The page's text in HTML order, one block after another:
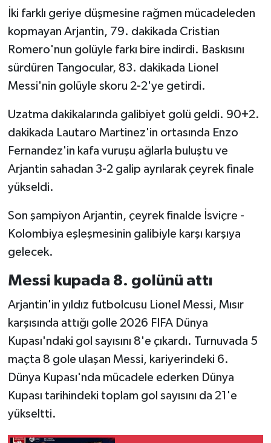
İki farklı geriye düşmesine rağmen mücadeleden
kopmayan Arjantin, 79. dakikada Cristian
Romero'nun golüyle farkı bire indirdi. Baskısını
sürdüren Tangocular, 83. dakikada Lionel
Messi'nin golüyle skoru 2-2'ye getirdi.
Uzatma dakikalarında galibiyet golü geldi. 90+2.
dakikada Lautaro Martinez'in ortasında Enzo
Fernandez'in kafa vuruşu ağlarla buluştu ve
Arjantin sahadan 3-2 galip ayrılarak çeyrek finale
yükseldi.
Son şampiyon Arjantin, çeyrek finalde İsviçre -
Kolombiya eşleşmesinin galibiyle karşı karşıya
gelecek.
Messi kupada 8. golünü attı
Arjantin'in yıldız futbolcusu Lionel Messi, Mısır
karşısında attığı golle 2026 FIFA Dünya
Kupası'ndaki gol sayısını 8'e çıkardı. Turnuvada 5
maçta 8 gole ulaşan Messi, kariyerindeki 6.
Dünya Kupası'nda mücadele ederken Dünya
Kupası tarihindeki toplam gol sayısını da 21'e
yükseltti.